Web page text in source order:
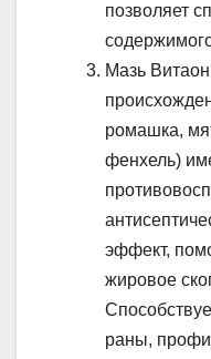
позволяет
Мазь Витаон
ромашка,
фенхель)
эффект,
жировое
раны,